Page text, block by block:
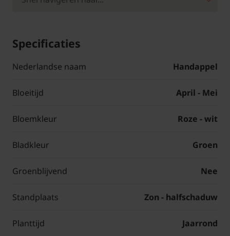
Specificaties
Nederlandse naam Handappel
Bloeitijd April - Mei
Bloemkleur Roze - wit
Bladkleur Groen
Groenblijvend Nee
Standplaats Zon - halfschaduw
Planttijd Jaarrond